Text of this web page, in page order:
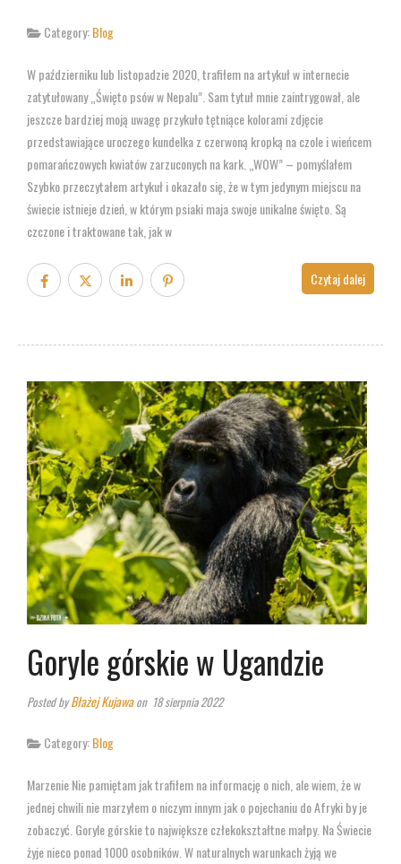
Category:Blog
W październiku lub listopadzie 2020, trafiłem na artykuł w internecie
zatytułowany „Święto psów w Nepalu”. Sam tytuł mnie zaintrygował, ale
jeszcze bardziej moją uwagę przykuło tętniące kolorami zdjęcie
przedstawiające uroczego kundelka z czerwoną kropką na czole i wieńcem
pomarańczowych kwiatów zarzuconych na kark. „WOW” – pomyślałem
Szybko przeczytałem artykuł i okazało się, że w tym jedynym miejscu na
świecie istnieje dzień, w którym psiaki maja swoje unikalne święto. Są
czczone i traktowane tak, jak w
Czytaj dalej
Goryle górskie w Ugandzie
Posted byBłażej Kujawaon 18 sierpnia 2022
Category:Blog
Marzenie Nie pamiętam jak trafiłem na informację o nich, ale wiem, że w
jednej chwili nie marzyłem o niczym innym jak o pojechaniu do Afryki by je
zobaczyć. Goryle górskie to największe człekokształtne małpy. Na Świecie
żyje nieco ponad 1000 osobników. W naturalnych warunkach żyją we